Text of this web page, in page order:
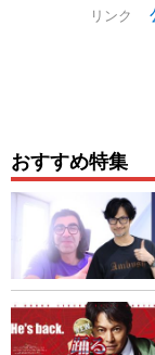
リンク
おすすめ特集